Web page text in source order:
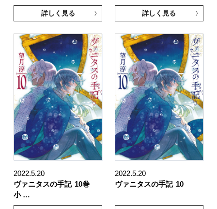
詳しく見る 詳しく見る
2022.5.20
ヴァニタスの手記 10巻
小 …
2022.5.20
ヴァニタスの手記 10